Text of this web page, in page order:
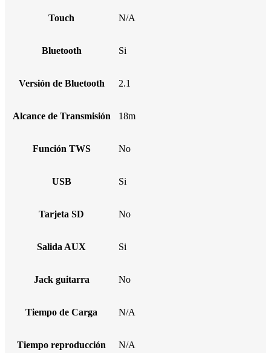
Touch N/A
Bluetooth Si
Versión de Bluetooth 2.1
Alcance de Transmisión 18m
Función TWS No
USB Si
Tarjeta SD No
Salida AUX Si
Jack guitarra No
Tiempo de Carga N/A
Tiempo reproducción N/A